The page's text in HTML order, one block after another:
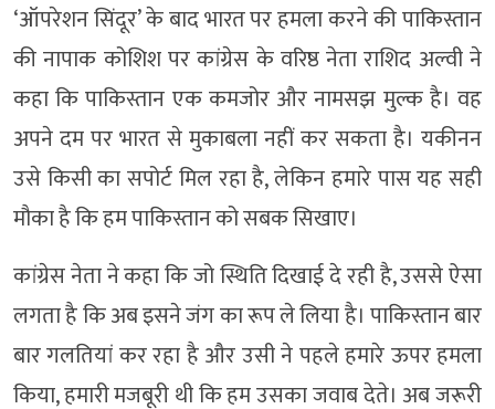
‘ऑपरेशन सिंदूर’ के बाद भारत पर हमला करने की पाकिस्तान
की नापाक कोशिश पर कांग्रेस के वरिष्ठ नेता राशिद अल्वी ने
कहा कि पाकिस्तान एक कमजोर और नामसझ मुल्क है। वह
अपने दम पर भारत से मुकाबला नहीं कर सकता है। यकीनन
उसे किसी का सपोर्ट मिल रहा है, लेकिन हमारे पास यह सही
मौका है कि हम पाकिस्तान को सबक सिखाए।
कांग्रेस नेता ने कहा कि जो स्थिति दिखाई दे रही है, उससे ऐसा
लगता है कि अब इसने जंग का रूप ले लिया है। पाकिस्तान बार
बार गलतियां कर रहा है और उसी ने पहले हमारे ऊपर हमला
किया, हमारी मजबूरी थी कि हम उसका जवाब देते। अब जरूरी